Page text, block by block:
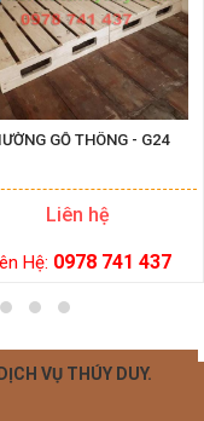
GỖ THÔNG - G24
Liên hệ
Hệ: 0978 741 437
VỤ THÚY DUY.